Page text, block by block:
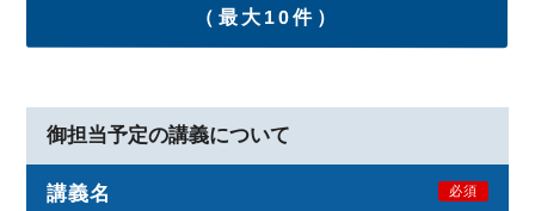
（最大10件）
御担当予定の講義について
講義名 必須